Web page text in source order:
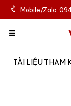
Mobile/Zalo:
TÀI LIỆU THAM